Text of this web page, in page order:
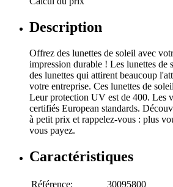
Description
Offrez des lunettes de soleil avec
impression durable ! Les lunettes
des lunettes qui attirent beaucoup
votre entreprise. Ces lunettes de
Leur protection UV est de 400. Les
certifiés European standards.
à petit prix et rappelez-vous : plus
vous payez.
Caractéristiques
Référence:
30095800